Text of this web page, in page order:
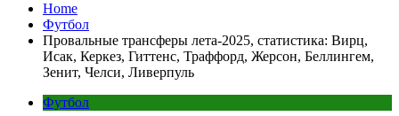
Home
Футбол
Провальные трансферы лета-2025, статистика: Вирц,
Исак, Керкез, Гиттенс, Траффорд, Жерсон, Беллингем,
Зенит, Челси, Ливерпуль
Футбол